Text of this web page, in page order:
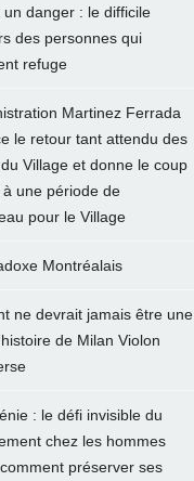
un danger : le difficile
des personnes qui
refuge
Martinez Ferrada
le retour tant attendu des
Village et donne le coup
à une période de
pour le Village
Montréalais
ne devrait jamais être une
de Milan Violon
: le défi invisible du
chez les hommes
préserver ses